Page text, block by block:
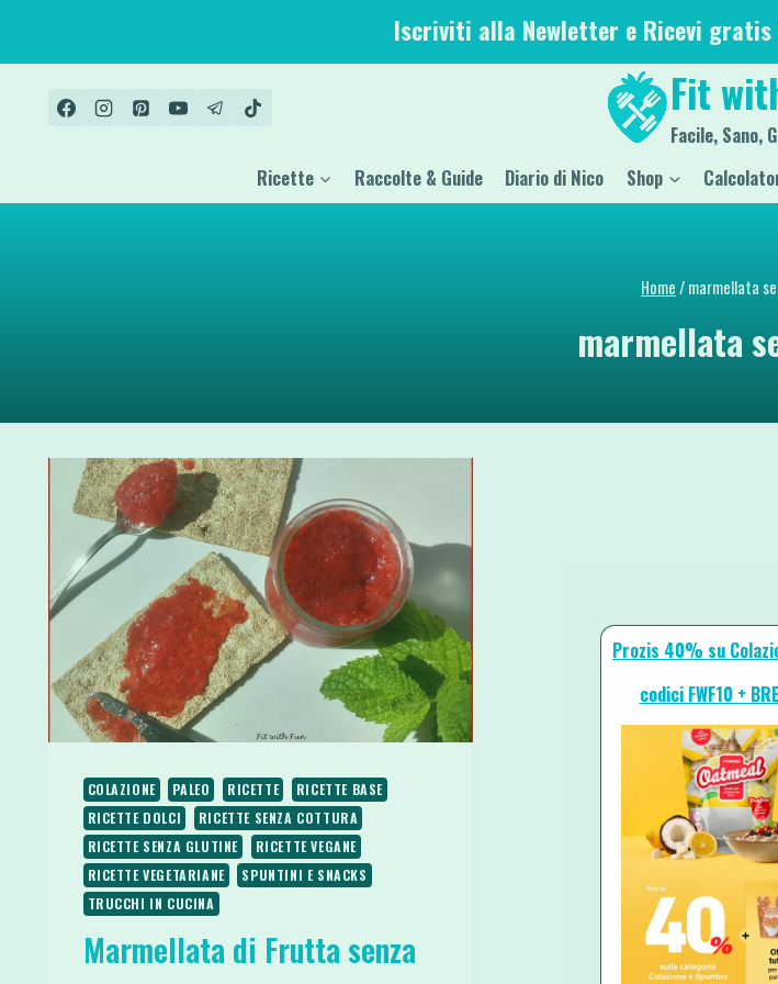
contenuto
Iscriviti alla Newletter e Ricevi gratis
Fit
Facile, Sano,
Ricette Raccolte & Guide Diario di Nico Shop
Home/marmellata
marmellata
COLAZIONE PALEO RICETTE
RICETTE BASE
RICETTE DOLCI
RICETTE SENZA COTTURA
RICETTE SENZA GLUTINE
RICETTE VEGANE
RICETTE VEGETARIANE
SPUNTINI E SNACKS
TRUCCHI IN CUCINA
Marmellata di Frutta senza
Prozis 40% su
codici FWF10 +